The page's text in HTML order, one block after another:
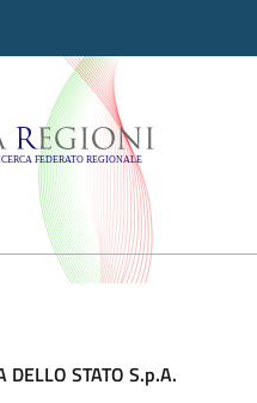
-
DELLO STATO S.p.A.